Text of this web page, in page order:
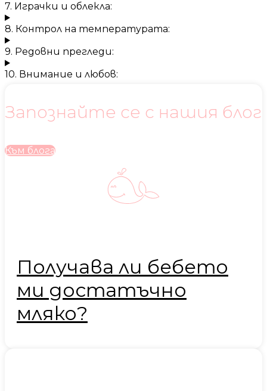
7. Играчки и облекла:
8. Контрол на температурата:
9. Редовни прегледи:
10. Внимание и любов:
Запознайте се с нашия блог
Към блога
Получава ли бебето
ми достатъчно
мляко?